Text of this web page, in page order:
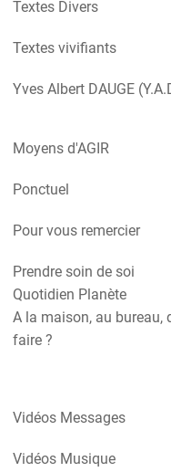
Textes Divers
Textes vivifiants
Yves Albert DAUGE
Moyens d'AGIR
Ponctuel
Pour vous remercier
Prendre soin de soi
Quotidien Planète
A la maison, au bureau,
faire ?
Vidéos Messages
Vidéos Musique